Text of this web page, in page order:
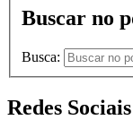
Buscar no
Busca:
Redes Sociais